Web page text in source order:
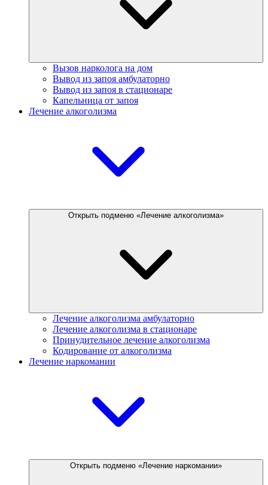
Вызов нарколога на дом
Вывод из запоя амбулаторно
Вывод из запоя в стационаре
Капельница от запоя
Лечение алкоголизма
Открыть подменю «Лечение алкоголизма»
Лечение алкоголизма амбулаторно
Лечение алкоголизма в стационаре
Принудительное лечение алкоголизма
Кодирование от алкоголизма
Лечение наркомании
Открыть подменю «Лечение наркомании»